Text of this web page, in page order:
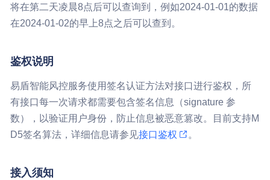
将在第二天凌晨8点后可以查询到，例如2024-01-01的数据
在2024-01-02的早上8点之后可以查到。
鉴权说明
易盾智能风控服务使用签名认证方法对接口进行鉴权，所
有接口每一次请求都需要包含签名信息（signature 参
数），以验证用户身份，防止信息被恶意篡改。目前支持M
D5签名算法，详细信息请参见接口鉴权 。
接入须知